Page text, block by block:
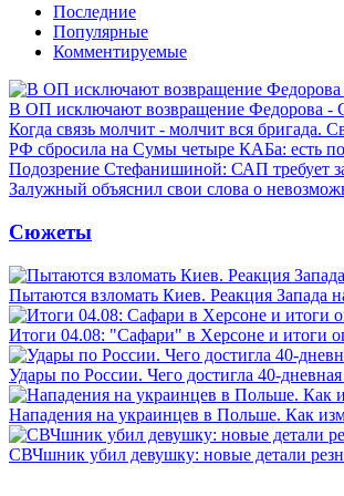
Последние
Популярные
Комментируемые
В ОП исключают возвращение Федорова
Когда связь молчит - молчит вся бригада.
РФ сбросила на Сумы четыре КАБа: есть
Подозрение Стефанишиной: САП требует
Залужный объяснил свои слова о
Сюжеты
Пытаются взломать Киев. Реакция Запада
Итоги 04.08: "Сафари" в Херсоне и итоги
Удары по России. Чего достигла 40-
Нападения на украинцев в Польше. Как
СВЧшник убил девушку: новые детали